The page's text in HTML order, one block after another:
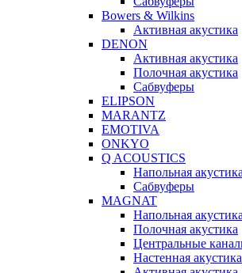
Bowers & Wilkins
Активная акустика
DENON
Активная акустика
Полочная акустика
Сабвуферы
ELIPSON
MARANTZ
EMOTIVA
ONKYO
Q ACOUSTICS
Напольная акустика
Сабвуферы
MAGNAT
Напольная акустика
Полочная акустика
Центральные
Настенная акустика